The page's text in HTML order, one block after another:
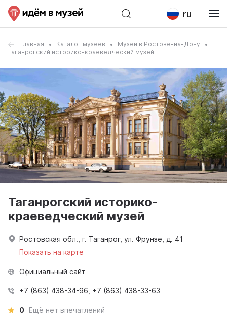
ru
Главная Каталог музеев
Музеи в Ростове-на-Дону
Таганрогский историко-краеведческий музей
Таганрогский историко-
краеведческий музей
Ростовская обл., г. Таганрог, ул. Фрунзе, д. 41
Показать на карте
Официальный сайт
+7 (863) 438-34-96, +7 (863) 438-33-63
0 Ещё нет впечатлений